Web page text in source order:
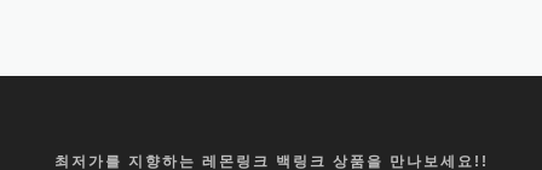
최저가를 지향하는 레몬링크 백링크 상품을 만나보세요!!